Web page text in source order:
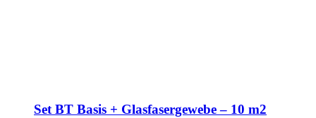
Set BT Basis + Glasfasergewebe – 10 m2